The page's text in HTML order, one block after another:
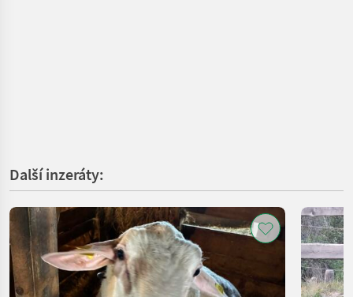
Další inzeráty: